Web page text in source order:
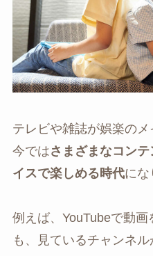
テレビや雑誌が娯楽のメ
今ではさまざまなコン
イスで楽しめる時代にな
例えば、YouTubeで動
も、見ているチャンネ